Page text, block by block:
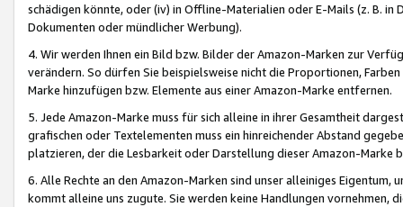
schädigen könnte, oder (iv) in Offline-Materialien oder E-Mails (z. B. in
Dokumenten oder mündlicher Werbung).
4. Wir werden Ihnen ein Bild bzw. Bilder der Amazon-Marken zur
verändern. So dürfen Sie beispielsweise nicht die Proportionen,
Marke hinzufügen bzw. Elemente aus einer Amazon-Marke entfernen.
5. Jede Amazon-Marke muss für sich alleine in ihrer Gesamtheit
grafischen oder Textelementen muss ein hinreichender Abstand
platzieren, der die Lesbarkeit oder Darstellung dieser Amazon-Marke
6. Alle Rechte an den Amazon-Marken sind unser alleiniges
kommt alleine uns zugute. Sie werden keine Handlungen vornehmen,